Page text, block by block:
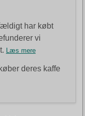
har købt
vi
Læs mere
deres kaffe